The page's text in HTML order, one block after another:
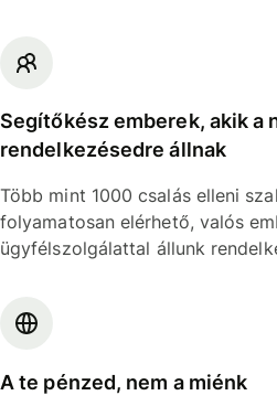
Segítőkész emberek, akik a
rendelkezésedre állnak
Több mint 1000 csalás elleni
folyamatosan elérhető, valós
ügyfélszolgálattal állunk
A te pénzed, nem a miénk